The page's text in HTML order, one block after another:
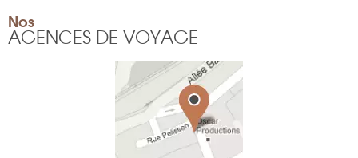
Nos
AGENCES DE VOYAGE